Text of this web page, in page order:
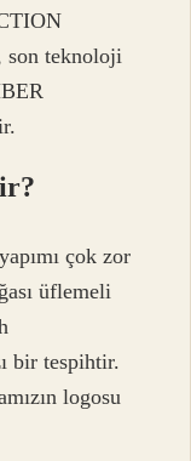
son teknoloji
çok zor
üflemeli
bir tespihtir.
logosu